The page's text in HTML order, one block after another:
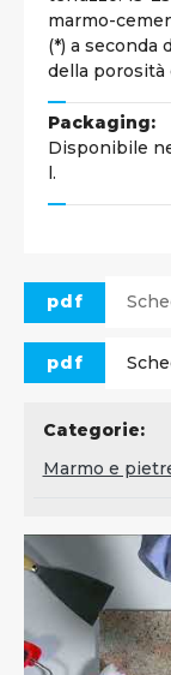
marmo-
(*) a seconda
della porosità
Packaging:
Disponibile
l.
pdf
pdf
Categorie:
Marmo e